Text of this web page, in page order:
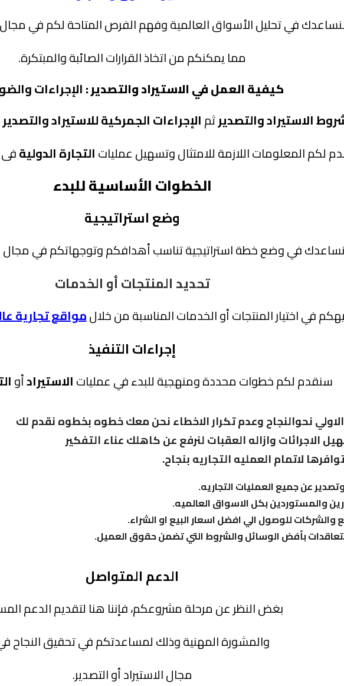
في تحليل الأسواق العالمية وفهم الفرص المتاحة لكم في مجال
مما يمكنكم من اتخاذ القرارات الصائبة والمبتكرة.
كيفية العمل في الاستيراد والتصدير :الإجراءات
الاستيراد والتصديرثمالإجراءات الجمركية للاستيراد والتصدير
لكم المعلومات اللازمة للامتثال وتسهيل عملياتالتجارة الدولية
الخطوات الأساسية للبدء
وضع استراتيجية
في وضع خطة استراتيجية تناسب أهدافكم وتوجهاتكم في مجال
تحديد المنتجات أو الخدمات
في اختيار المنتجات أو الخدمات المناسبة من خلالمواقع تجارية
إجراءات التنفيذ
سنقدم لكم خطوات محددة ومنهجية للبدء في عملياتالاستيرادأو
نحوالنجاح وعدم تكرار الاخطاء نحن معك خطوه بخطوه نقدم لك
الاجرائات وازاله العقبات لنرفع عن كاهلك عناء التفكير
لاتمام العمليه التجاريه بنجاح.
عن جميع العمليات التجاريه.
والمستوردين بكل الاسواق العالميه.
للوصول الي افضل اسعار البيع او الشراء.
بأفض الوسائل والشروط التي تضمن حقوق العميل.
الدعم المتواصل
بغض النظر عن مرحلة مشروعكم، فإننا هنا لتقديم الدعم
والمشورة المهنية وذلك لمساعدتكم في تحقيق النجاح
مجال الاستيراد أو التصدير.